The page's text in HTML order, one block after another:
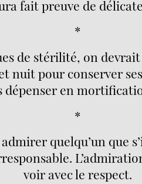
fait preuve de
*
de stérilité, on
nuit pour conserver
dépenser en
*
quelqu’un que
voir avec le respect.